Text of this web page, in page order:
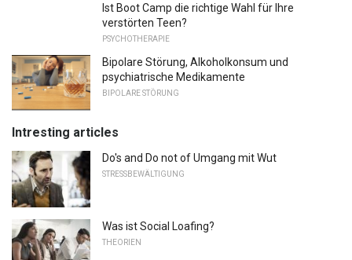
Ist Boot Camp die richtige Wahl für Ihre
verstörten Teen?
PSYCHOTHERAPIE
Bipolare Störung, Alkoholkonsum und
psychiatrische Medikamente
BIPOLARE STÖRUNG
Intresting articles
Do's and Do not of Umgang mit Wut
STRESSBEWÄLTIGUNG
Was ist Social Loafing?
THEORIEN